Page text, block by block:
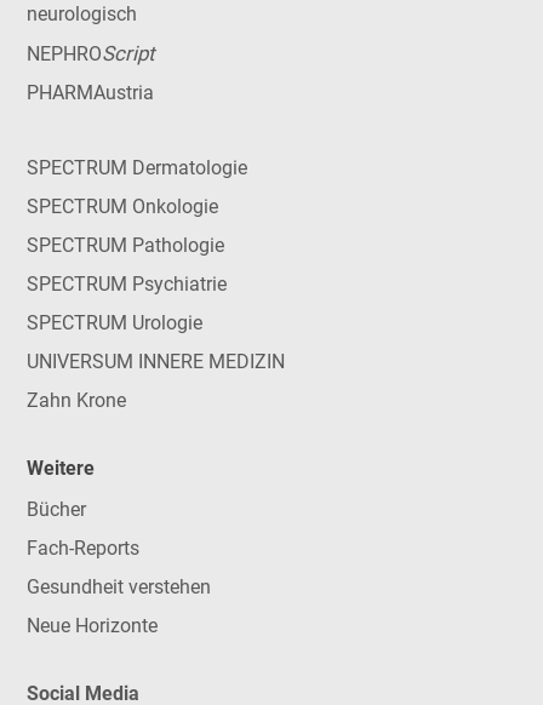
neurologisch
NEPHROScript
PHARMAustria
SPECTRUM Dermatologie
SPECTRUM Onkologie
SPECTRUM Pathologie
SPECTRUM Psychiatrie
SPECTRUM Urologie
UNIVERSUM INNERE MEDIZIN
Zahn Krone
Weitere
Bücher
Fach-Reports
Gesundheit verstehen
Neue Horizonte
Social Media